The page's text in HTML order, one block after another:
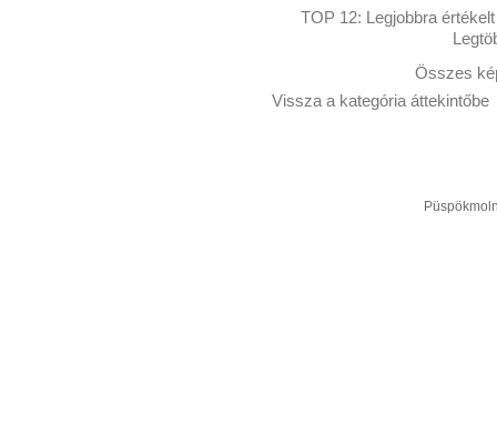
TOP 12: Legjobbra értékelt
Összes
Vissza a kategória áttekintőbe